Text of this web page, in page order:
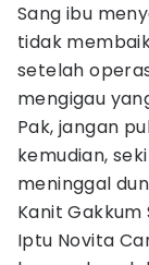
Sang ibu
tidak
setelah
mengigau
Pak, jangan
kemudian,
meninggal
Kanit
Iptu Novita